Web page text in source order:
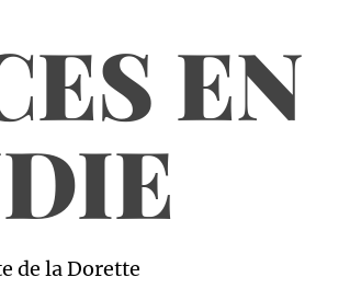
EN
de la Dorette